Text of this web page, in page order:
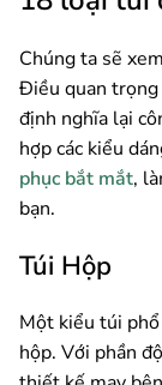
Chúng ta sẽ
Điều quan trọng
định nghĩa lại
hợp các kiểu
phục bắt mắt,
bạn.
Túi Hộp
Một kiểu túi
hộp. Với phần